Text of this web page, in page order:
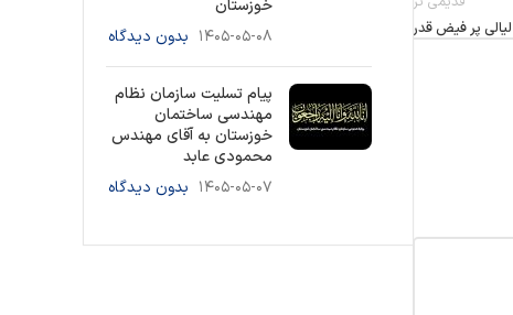
پر فیض قدر
خوزستان
۱۴۰۵-۰۵-۰۸ بدون دیدگاه
پیام تسلیت سازمان نظام
مهندسی ساختمان
خوزستان به آقای مهندس
محمودی عابد
۱۴۰۵-۰۵-۰۷ بدون دیدگاه